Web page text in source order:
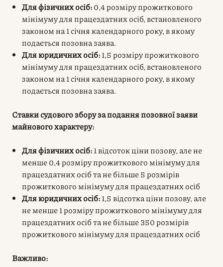
Для фізичних осіб:0,4 розміру прожиткового
мінімуму для працездатних осіб, встановленого
законом на 1 січня календарного року, в якому
подається позовна заява.
Для юридичних осіб:1,5 розміру прожиткового
мінімуму для працездатних осіб, встановленого
законом на 1 січня календарного року, в якому
подається позовна заява.
Ставки судового збору за подання позовної заяви
майнового характеру:
Для фізичних осіб:1 відсоток ціни позову, але не
менше 0,4 розміру прожиткового мінімуму для
працездатних осіб та не більше 5 розмірів
прожиткового мінімуму для працездатних осіб
Для юридичних осіб:1,5 відсотка ціни позову, але
не менше 1 розміру прожиткового мінімуму для
працездатних осіб та не більше 350 розмірів
прожиткового мінімуму для працездатних осіб
Важливо: